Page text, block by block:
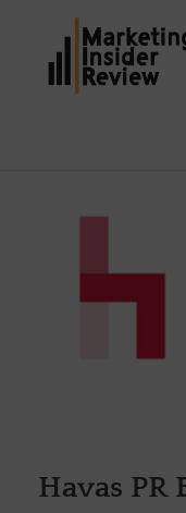
Havas PR